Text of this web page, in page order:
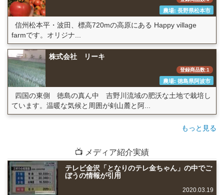
農場: 長野県松本市
信州松本平・波田、標高720mの高原にある Happy village
farmです。オリジナ...
株式会社 リーキ
登録商品数:1
農場: 徳島県阿波市
四国の東側 徳島の真ん中 吉野川流域の肥沃な土地で栽培し
ています。温暖な気候と周囲が剣山麓と阿...
もっと見る
📺 メディア紹介実績
テレビ金沢「となりのテレ金ちゃん」の中でご
ぼうの情報が引用
2020.03.19